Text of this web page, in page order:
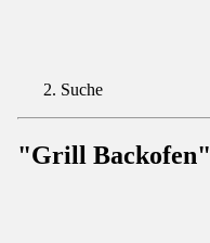
Suche
"Grill Backofen"